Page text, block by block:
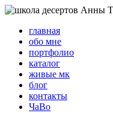
главная
обо мне
портфолио
каталог
живые мк
блог
контакты
ЧаВо